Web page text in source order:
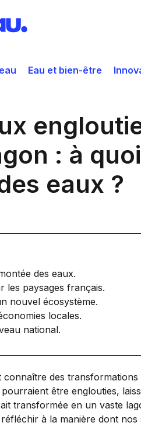
Eau et bien-être
: à
eaux ?
des eaux.
les paysages français.
nouvel écosystème.
locales.
national.
des
pourraient être englouties,
transformée en un vaste
à la manière dont